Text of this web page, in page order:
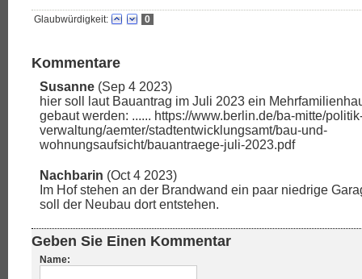
Glaubwürdigkeit: 0
Kommentare
Susanne (Sep 4 2023)
hier soll laut Bauantrag im Juli 2023 ein
gebaut werden: ...... https://www.berlin.de/ba-mitte/
verwaltung/aemter/stadtentwicklungsamt/bau-und-
wohnungsaufsicht/bauantraege-juli-2023.pdf
Nachbarin (Oct 4 2023)
Im Hof stehen an der Brandwand ein paar niedrige
soll der Neubau dort entstehen.
Geben Sie Einen Kommentar
Name: